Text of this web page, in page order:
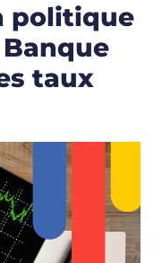
politique
taux